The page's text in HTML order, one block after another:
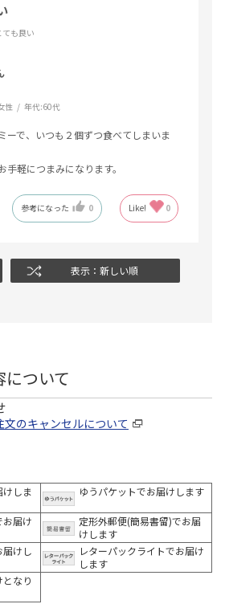
ても良い
性 年代:60代
ーで、いつも２個ずつ食べてしまいま
手軽につまみになります。
参考になった 0 Like! 0
表示：新しい順
ついて
文のキャンセルについて
けしま
ゆうパケットでお届けします
お届け
定形外郵便(簡易書留)でお届
けします
けし
レターパックライトでお届け
します
なり